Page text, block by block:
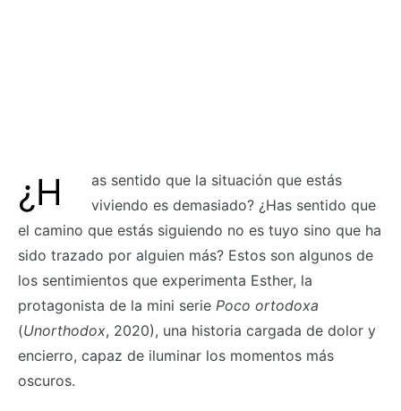
¿Has sentido que la situación que estás
viviendo es demasiado? ¿Has sentido que
el camino que estás siguiendo no es tuyo sino que ha
sido trazado por alguien más? Estos son algunos de
los sentimientos que experimenta Esther, la
protagonista de la mini serie Poco ortodoxa
(Unorthodox, 2020), una historia cargada de dolor y
encierro, capaz de iluminar los momentos más
oscuros.